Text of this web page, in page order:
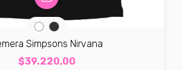
Simpsons Nirvana
$39.220,00